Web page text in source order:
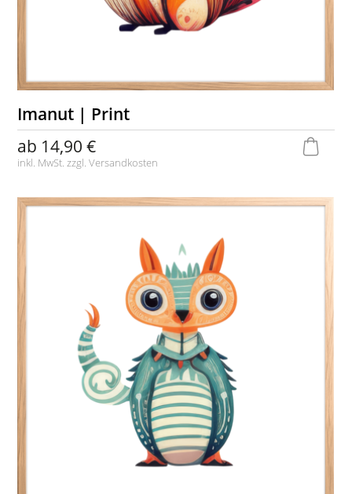
Imanut | Print
ab 14,90 €
inkl. MwSt. zzgl.Versandkosten